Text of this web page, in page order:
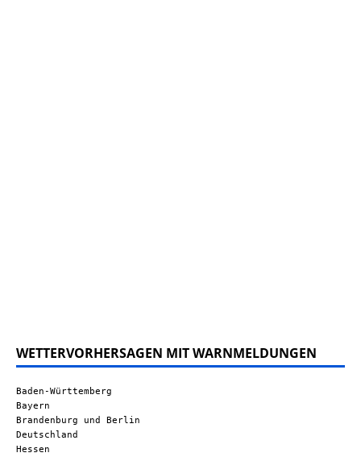
WETTERVORHERSAGEN MIT WARNMELDUNGEN
Baden-Württemberg
Bayern
Brandenburg und Berlin
Deutschland
Hessen